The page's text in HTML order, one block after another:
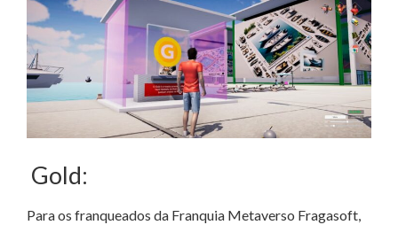
Gold:
Para os franqueados da Franquia Metaverso Fragasoft,